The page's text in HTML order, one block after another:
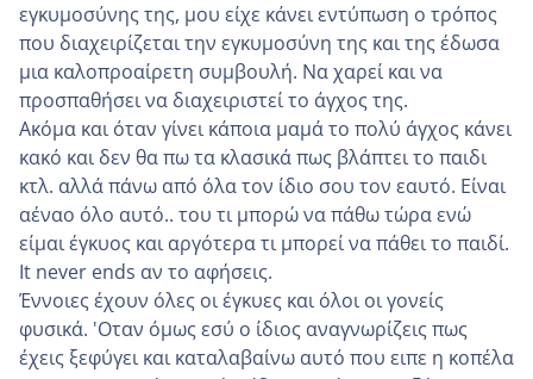
εγκυμοσύνης της, μου είχε κάνει εντύπωση ο τρόπος
που διαχειρίζεται την εγκυμοσύνη της και της έδωσα
μια καλοπροαίρετη συμβουλή. Να χαρεί και να
προσπαθήσει να διαχειριστεί το άγχος της.
Ακόμα και όταν γίνει κάποια μαμά το πολύ άγχος κάνει
κακό και δεν θα πω τα κλασικά πως βλάπτει το παιδι
κτλ. αλλά πάνω από όλα τον ίδιο σου τον εαυτό. Είναι
αέναο όλο αυτό.. του τι μπορώ να πάθω τώρα ενώ
είμαι έγκυος και αργότερα τι μπορεί να πάθει το παιδί.
It never ends αν το αφήσεις.
Έννοιες έχουν όλες οι έγκυες και όλοι οι γονείς
φυσικά. 'Οταν όμως εσύ ο ίδιος αναγνωρίζεις πως
έχεις ξεφύγει και καταλαβαίνω αυτό που ειπε η κοπέλα